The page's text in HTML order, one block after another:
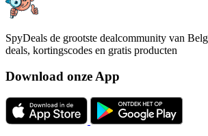
SpyDeals de grootste dealcommunity van
deals, kortingscodes en gratis producten
Download onze App